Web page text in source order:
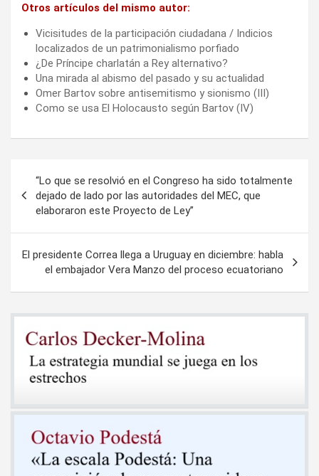
Otros artículos del mismo autor:
Vicisitudes de la participación ciudadana / Indicios
localizados de un patrimonialismo porfiado
¿De Príncipe charlatán a Rey alternativo?
Una mirada al abismo del pasado y su actualidad
Omer Bartov sobre antisemitismo y sionismo (III)
Como se usa El Holocausto según Bartov (IV)
de
entradas
“Lo que se resolvió en el Congreso ha sido totalmente
dejado de lado por las autoridades del MEC, que
elaboraron este Proyecto de Ley”
El presidente Correa llega a Uruguay en diciembre: habla
el embajador Vera Manzo del proceso ecuatoriano